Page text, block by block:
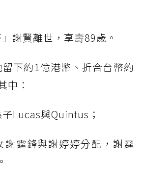
謝賢離世，享壽89歲。
下約1億港幣、折合台幣約
中：
Lucas與Quintus；
謝霆鋒與謝婷婷分配，謝霆